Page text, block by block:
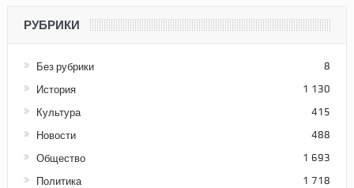
РУБРИКИ
Без рубрики 8
История 1 130
Культура 415
Новости 488
Общество 1 693
Политика 1 718